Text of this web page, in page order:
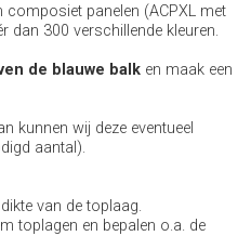
panelen (ACPXL met
dan 300 verschillende kleuren.
de blauwe balk en maak een
kunnen wij deze eventueel
aantal).
van de toplaag.
toplagen en bepalen o.a. de